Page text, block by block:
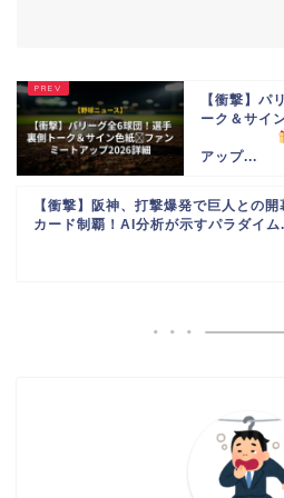
【衝撃】パ
ーク＆サイ
アップ...
【衝撃】阪神、打撃爆発で巨人との開
カード制覇！AI分析が示すパラダイム